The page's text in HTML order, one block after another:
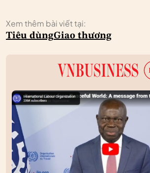
Xem thêm bài viết tại:
Tiêu dùngGiao thương